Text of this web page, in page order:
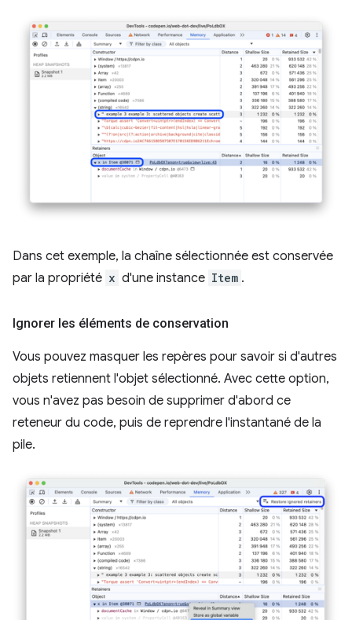
Dans cet exemple, la chaîne sélectionnée est conservée
par la propriété x d'une instance Item .
Ignorer les éléments de conservation
Vous pouvez masquer les repères pour savoir si d'autres
objets retiennent l'objet sélectionné. Avec cette option,
vous n'avez pas besoin de supprimer d'abord ce
reteneur du code, puis de reprendre l'instantané de la
pile.